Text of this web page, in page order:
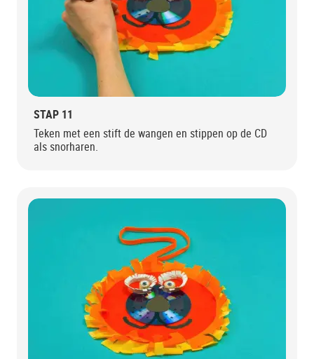
STAP 11
Teken met een stift de wangen en stippen op de CD
als snorharen.